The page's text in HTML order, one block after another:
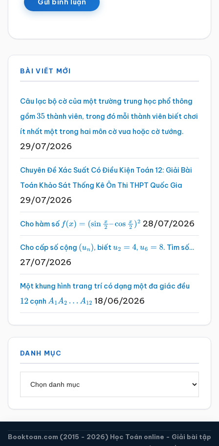
Sidebar
chính
BÀI VIẾT MỚI
Câu lạc bộ cờ của một trường trung học phổ thông
gồm35 thành viên, trong đó mỗi thành viên biết chơi
ít nhất một trong hai môn cờ vua hoặc cờ tướng.
29/07/2026
Chuyên Đề Xác Suất Có Điều Kiện Toán 12: Giải Bài
Toán Khảo Sát Thống Kê Ôn Thi THPT Quốc Gia
29/07/2026
Cho hàm số f(x)=(sinx2 –cosx2 )2 28/07/2026
Cho cấp số cộng (un), biếtu2 =4 , u6 =8 . Tìm số…
27/07/2026
Một khung hình trang trí có dạng một đa giác đều
12 cạnh A1A2…A 12 18/06/2026
DANH MỤC
Booktoan.com (2015 - 2026) Học Toán online - Giải bài tập